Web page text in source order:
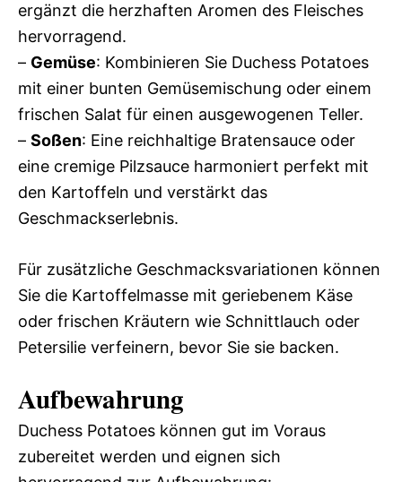
ergänzt die herzhaften Aromen des Fleisches
hervorragend.
– Gemüse: Kombinieren Sie Duchess Potatoes
mit einer bunten Gemüsemischung oder einem
frischen Salat für einen ausgewogenen Teller.
– Soßen: Eine reichhaltige Bratensauce oder
eine cremige Pilzsauce harmoniert perfekt mit
den Kartoffeln und verstärkt das
Geschmackserlebnis.
Für zusätzliche Geschmacksvariationen können
Sie die Kartoffelmasse mit geriebenem Käse
oder frischen Kräutern wie Schnittlauch oder
Petersilie verfeinern, bevor Sie sie backen.
Aufbewahrung
Duchess Potatoes können gut im Voraus
zubereitet werden und eignen sich